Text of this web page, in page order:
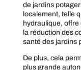
de jardins
localement, telle
hydraulique,
la réduction des
santé des jardins
De plus, cela
plus grande